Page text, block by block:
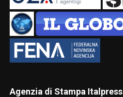
Agenzia di Stampa Italpress